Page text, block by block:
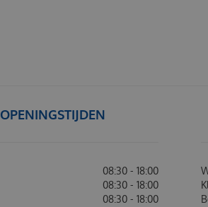
OPENINGSTIJDEN
08:30 - 18:00
08:30 - 18:00
08:30 - 18:00